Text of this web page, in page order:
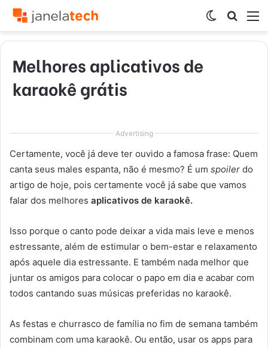
por
Switch
skin
Melhores aplicativos de
karaokê grátis
Advertising
Certamente, você já deve ter ouvido a famosa frase: Quem
canta seus males espanta, não é mesmo? É um spoiler do
artigo de hoje, pois certamente você já sabe que vamos
falar dos melhores aplicativos de karaokê.
Isso porque o canto pode deixar a vida mais leve e menos
estressante, além de estimular o bem-estar e relaxamento
após aquele dia estressante. E também nada melhor que
juntar os amigos para colocar o papo em dia e acabar com
todos cantando suas músicas preferidas no karaokê.
As festas e churrasco de família no fim de semana também
combinam com uma karaokê. Ou então, usar os apps para